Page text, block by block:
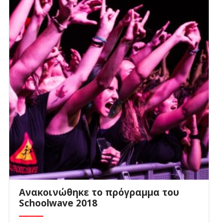
Ανακοινώθηκε το πρόγραμμα του
Schoolwave 2018